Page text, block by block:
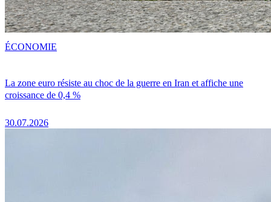
La zone euro résiste au choc de la guerre en Iran et affiche une
croissance de 0,4 %
30.07.2026
ÉCONOMIE